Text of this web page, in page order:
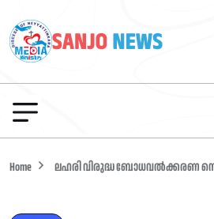
Home ലഹരി വിരുദ്ധ ബോധവൽക്കരണ